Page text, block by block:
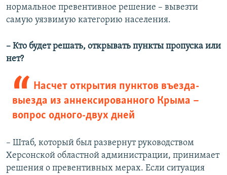
нормальное превентивное решение – вывезти
самую уязвимую категорию населения.
– Кто будет решать, открывать пункты пропуска или
нет?
Насчет открытия пунктов въезда-
выезда из аннексированного Крыма –
вопрос одного-двух дней
– Штаб, который был развернут руководством
Херсонской областной администрации, принимает
решения о превентивных мерах. Если ситуация